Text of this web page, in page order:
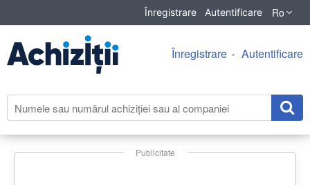
Înregistrare Autentificare Ro
Înregistrare Autentificare
Publicitate